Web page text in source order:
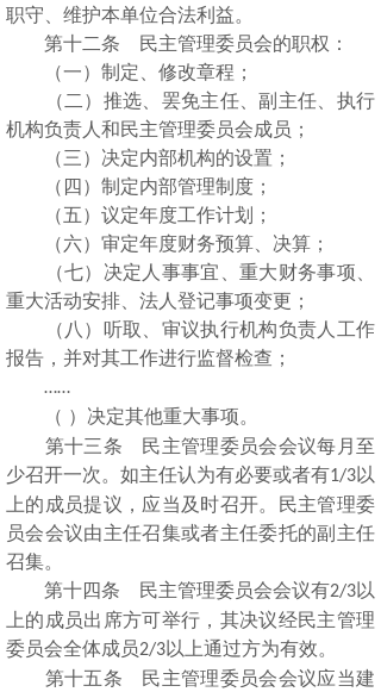
职守、维护本单位合法利益。
第十二条 民主管理委员会的职权：
（一）制定、修改章程；
（二）推选、罢免主任、副主任、执行
机构负责人和民主管理委员会成员；
（三）决定内部机构的设置；
（四）制定内部管理制度；
（五）议定年度工作计划；
（六）审定年度财务预算、决算；
（七）决定人事事宜、重大财务事项、
重大活动安排、法人登记事项变更；
（八）听取、审议执行机构负责人工作
报告，并对其工作进行监督检查；
……
（ ）决定其他重大事项。
第十三条 民主管理委员会会议每月至
少召开一次。如主任认为有必要或者有1/3以
上的成员提议，应当及时召开。民主管理委
员会会议由主任召集或者主任委托的副主任
召集。
第十四条 民主管理委员会会议有2/3以
上的成员出席方可举行，其决议经民主管理
委员会全体成员2/3以上通过方为有效。
第十五条 民主管理委员会会议应当建